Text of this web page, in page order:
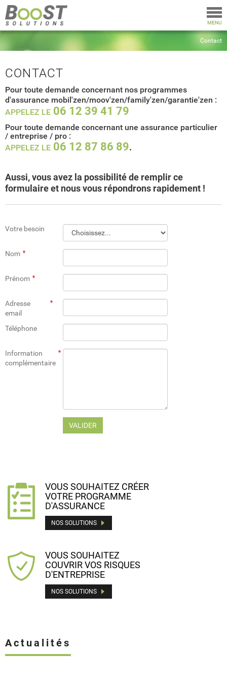
MENU
Contact
CONTACT
Pour toute demande concernant nos programmes
d'assurance mobil'zen/moov'zen/family'zen/garantie'zen :
APPELEZ LE 06 12 39 41 79
Pour toute demande concernant une assurance particulier
/ entreprise / pro :
APPELEZ LE 06 12 87 86 89.
Aussi, vous avez la possibilité de remplir ce
formulaire et nous vous répondrons rapidement !
Votre besoin
Nom
Prénom
Adresse
email
Téléphone
Information
complémentaire
VOUS SOUHAITEZ CRÉER
VOTRE PROGRAMME
D'ASSURANCE
NOS SOLUTIONS
VOUS SOUHAITEZ
COUVRIR VOS RISQUES
D'ENTREPRISE
NOS SOLUTIONS
Actualités